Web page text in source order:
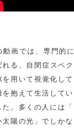
動画では、専門的
れる、自閉症スペ
を用いて視覚化し
を抱えて生活して
た。多くの人には
太陽の光」でしか